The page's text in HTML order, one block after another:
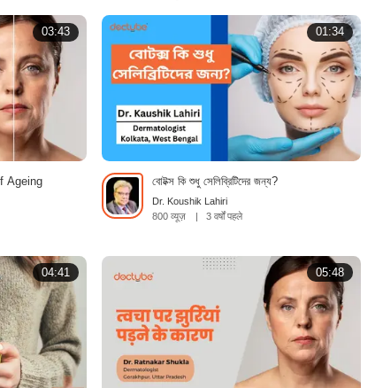
03:43
Ageing
01:34
বোটক্স কি শুধু সেলিব্রিটিদের জন্য?
Dr. Koushik Lahiri
800 व्यूज़
| 3 वर्षों पहले
04:41 05:48